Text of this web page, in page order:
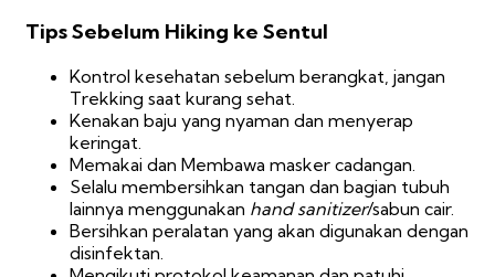
Tips Sebelum Hiking ke Sentul
Kontrol kesehatan sebelum berangkat, jangan
Trekking saat kurang sehat.
Kenakan baju yang nyaman dan menyerap
keringat.
Memakai dan Membawa masker cadangan.
Selalu membersihkan tangan dan bagian tubuh
lainnya menggunakan hand sanitizer/sabun cair.
Bersihkan peralatan yang akan digunakan dengan
disinfektan.